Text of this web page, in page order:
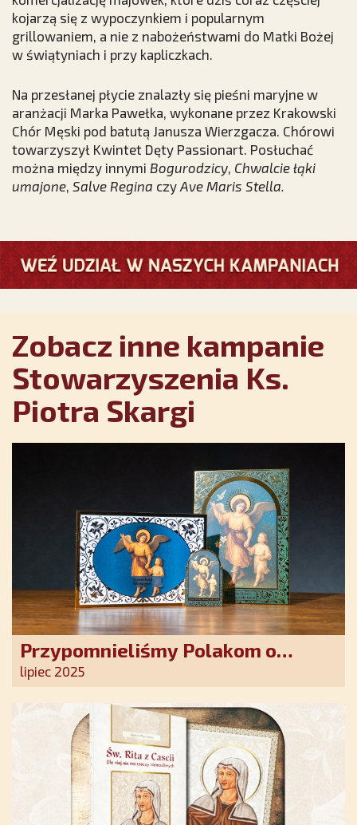
kojarzą się z wypoczynkiem i popularnym
grillowaniem, a nie z nabożeństwami do Matki Bożej
w świątyniach i przy kapliczkach.
Na przesłanej płycie znalazły się pieśni maryjne w
aranżacji Marka Pawełka, wykonane przez Krakowski
Chór Męski pod batutą Janusza Wierzgacza. Chórowi
towarzyszył Kwintet Dęty Passionart. Posłuchać
można między innymi Bogurodzicy Chwalcie łąki
umajone Salve Regina czy Ave Maris Stella.
Zobacz inne kampanie
Stowarzyszenia Ks.
Piotra Skargi
Przypomnieliśmy Polakom o
obecności Anioła Stróża!
lipiec 2025